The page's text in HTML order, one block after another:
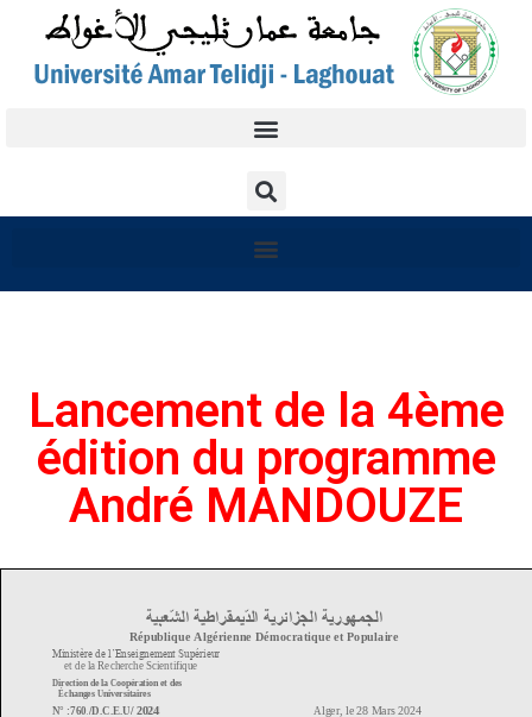
Lancement de la 4ème
édition du programme
André MANDOUZE